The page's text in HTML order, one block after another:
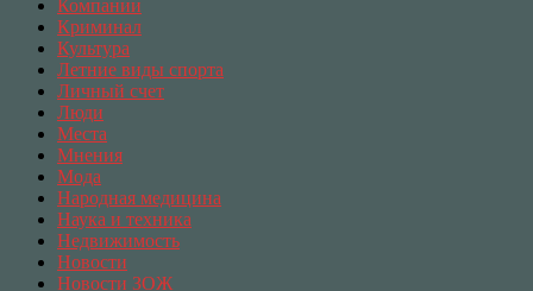
Компании
Криминал
Культура
Летние виды спорта
Личный счет
Люди
Места
Мнения
Мода
Народная медицина
Наука и техника
Недвижимость
Новости
Новости ЗОЖ